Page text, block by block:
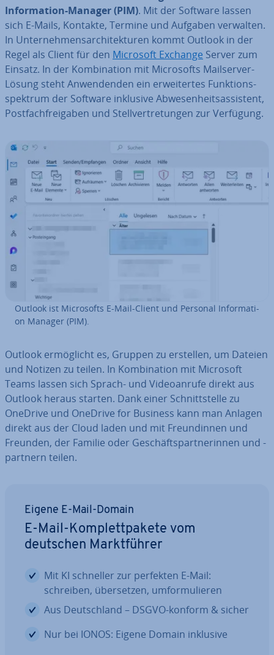
In­for­ma­ti­on-Manager (PIM). Mit der Software lassen
sich E-Mails, Kontakte, Termine und Aufgaben verwalten.
In Un­ter­neh­mens­ar­chi­tek­tu­ren kommt Outlook in der
Regel als Client für den Microsoft Exchange Server zum
Einsatz. In der Kom­bi­na­ti­on mit Mi­cro­softs Mail­ser­ver-
Lösung steht An­wen­den­den ein er­wei­ter­tes Funk­ti­ons­
spek­trum der Software inklusive Ab­we­sen­heits­as­sis­tent,
Post­fach­frei­ga­ben und Stell­ver­tre­tun­gen zur Verfügung.
Outlook ist Mi­cro­softs E-Mail-Client und Personal In­for­ma­ti­
on Manager (PIM).
Outlook er­mög­licht es, Gruppen zu erstellen, um Dateien
und Notizen zu teilen. In Kom­bi­na­ti­on mit Microsoft
Teams lassen sich Sprach- und Vi­deo­an­ru­fe direkt aus
Outlook heraus starten. Dank einer Schnitt­stel­le zu
OneDrive und OneDrive for Business kann man Anlagen
direkt aus der Cloud laden und mit Freun­din­nen und
Freunden, der Familie oder Ge­schäfts­part­ne­rin­nen und -
partnern teilen.
Eigene E-Mail-Domain
E-Mail-Kom­plett­pa­ke­te vom
deutschen Markt­füh­rer
Mit KI schneller zur perfekten E-Mail:
schreiben, über­set­zen, um­for­mu­lie­ren
Aus Deutsch­land – DSGVO-konform & sicher
Nur bei IONOS: Eigene Domain inklusive